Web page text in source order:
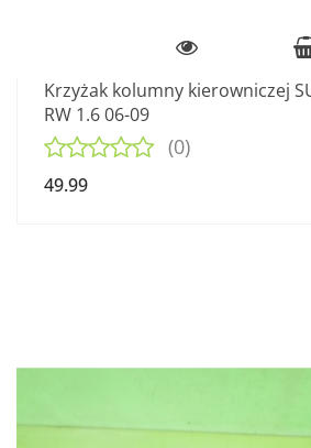
Krzyżak kolumny kierowniczej
RW 1.6 06-09
(0)
49.99